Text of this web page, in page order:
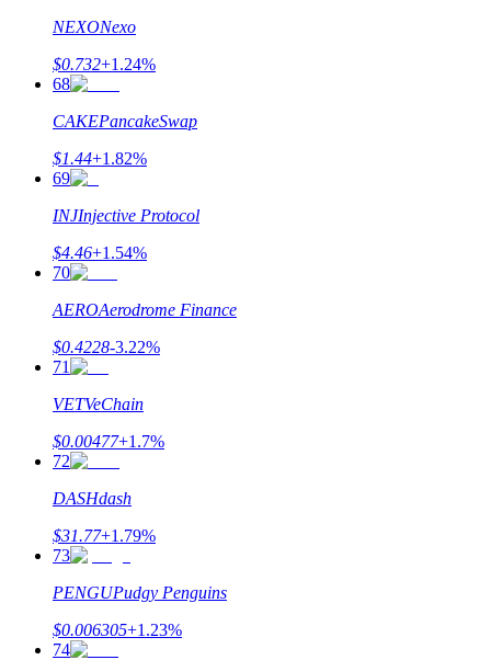
NEXONexo
$0.732+1.24%
68
CAKEPancakeSwap
$1.44+1.82%
69
INJInjective Protocol
$4.46+1.54%
70
AEROAerodrome Finance
$0.4228-3.22%
71
VETVeChain
$0.00477+1.7%
72
DASHdash
$31.77+1.79%
73
PENGUPudgy Penguins
$0.006305+1.23%
74